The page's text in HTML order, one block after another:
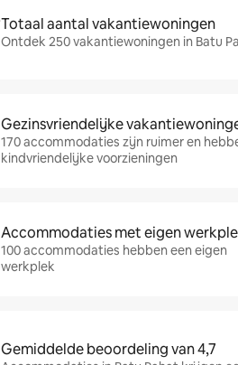
Totaal aantal vakantiewoningen
Ontdek 250 vakantiewoningen in Batu
Gezinsvriendelijke
170 accommodaties zijn ruimer en
kindvriendelijke voorzieningen
Accommodaties met eigen
100 accommodaties hebben een eigen
werkplek
Gemiddelde beoordeling van 4,7